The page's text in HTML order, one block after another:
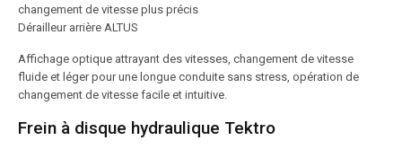
changement de vitesse plus précis
Dérailleur arrière ALTUS
Affichage optique attrayant des vitesses, changement de vitesse
fluide et léger pour une longue conduite sans stress, opération de
changement de vitesse facile et intuitive.
Frein à disque hydraulique Tektro